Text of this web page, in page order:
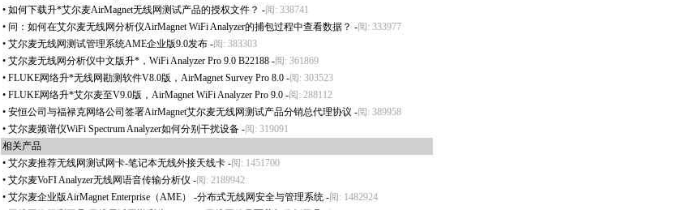
• 如何下载升*艾尔麦AirMagnet无线网测试产品的授权文件？ -阅: 338741
• 问：如何在艾尔麦无线网分析仪AirMagnet WiFi Analyzer的捕包过程中查看数据？ -阅: 333977
• 艾尔麦无线网测试管理系统AME企业版9.0发布 -阅: 383303
• 艾尔麦无线网分析仪中文版升* ，WiFi Analyzer Pro 9.0 B22188 -阅: 361869
• FLUKE网络升*无线网勘测软件V8.0版，AirMagnet Survey Pro 8.0 -阅: 303523
• FLUKE网络升*艾尔麦至V9.0版，AirMagnet WiFi Analyzer Pro 9.0 -阅: 288112
• 安恒公司与福禄克网络公司签署AirMagnet艾尔麦无线网测试产品分销总代理协议 -阅: 389958
• 艾尔麦频谱仪WiFi Spectrum Analyzer如何分别干扰设备 -阅: 319091
相关产品
• 艾尔麦推荐无线网测试网卡-笔记本无线外接天线卡 -阅: 1451700
• 艾尔麦VoFI Analyzer无线网语音传输分析仪 -阅: 2189942
• 艾尔麦企业版AirMagnet Enterprise（AME） -分布式无线网安全与管理系统 -阅: 1482924